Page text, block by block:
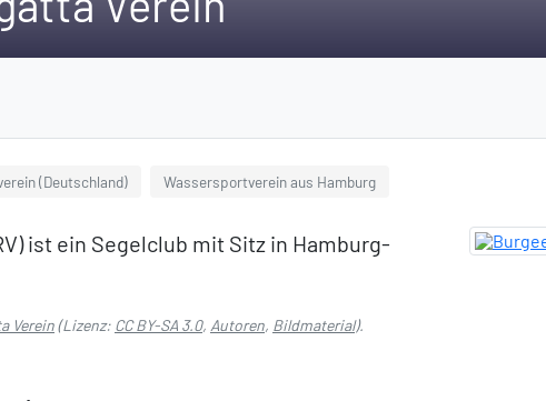
(Deutschland) Wassersportverein aus Hamburg
ist ein Segelclub mit Sitz in Hamburg-
Verein(Lizenz: CC BY-SA 3.0, Autoren, Bildmaterial).